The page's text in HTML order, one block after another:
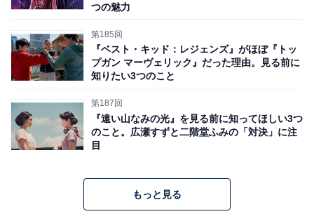
つの魅力
第185回
『ベスト・キッド：レジェンズ』がほぼ『トッ
プガン マーヴェリック』だった理由。見る前に
知りたい3つのこと
第187回
『遠い山なみの光』を見る前に知ってほしい3つ
のこと。広瀬すずと二階堂ふみの「対決」に注
目
もっと見る